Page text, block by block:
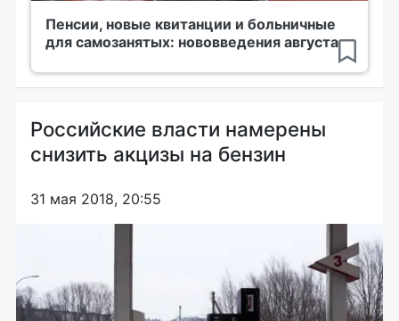
Пенсии, новые квитанции и больничные
для самозанятых: нововведения августа
Российские власти намерены
снизить акцизы на бензин
31 мая 2018, 20:55